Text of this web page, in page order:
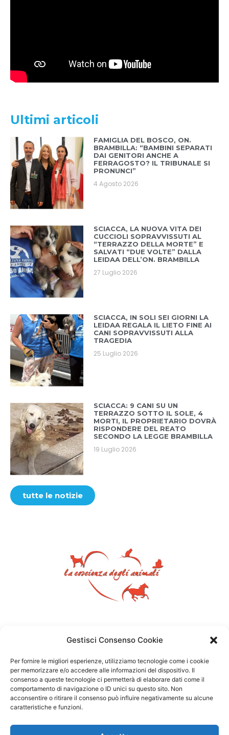
Gestisci Consenso Cookie
Per fornire le migliori esperienze, utilizziamo tecnologie come i cookie
per memorizzare e/o accedere alle informazioni del dispositivo. Il
consenso a queste tecnologie ci permetterà di elaborare dati come il
comportamento di navigazione o ID unici su questo sito. Non
acconsentire o ritirare il consenso può influire negativamente su alcune
caratteristiche e funzioni.
Ultimi articoli
FAMIGLIA DEL BOSCO, ON.
BRAMBILLA: “BAMBINI SEPARATI
DAI GENITORI ANCHE A
FERRAGOSTO? IL TRIBUNALE SI
PRONUNCI”
4 Agosto 2026
SCIACCA, LA NUOVA VITA DEI
CUCCIOLI SOPRAVVISSUTI AL
“TERRAZZO DELLA MORTE” E
SALVATI “DUE VOLTE” DALLA
LEIDAA DELL’ON. BRAMBILLA
27 Luglio 2026
SCIACCA, IN SOLI SEI GIORNI LA
LEIDAA REGALA IL LIETO FINE AI
CANI SOPRAVVISSUTI ALLA
TRAGEDIA
25 Luglio 2026
SCIACCA: 9 CANI SU UN
TERRAZZO SOTTO IL SOLE, 4
MORTI, IL PROPRIETARIO DOVRÀ
RISPONDERE DEL REATO
SECONDO LA LEGGE BRAMBILLA
19 Luglio 2026
tutte le notizie